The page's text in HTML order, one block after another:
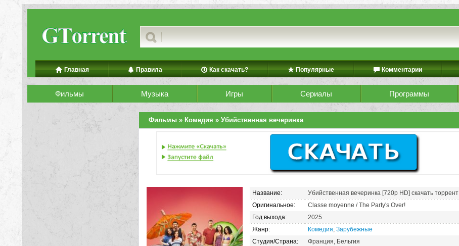
Главная Правила Как скачать? Популярные Комментарии
Фильмы Музыка Игры Сериалы Программы
Фильмы » Комедия » Убийственная вечеринка
Название:
Убийственная вечеринка [720p HD] скачать торрент
Оригинальное:
Classe moyenne / The Party's Over!
Год выхода:
2025
Жанр:
Комедия, Зарубежные
Студия/Страна:
Франция, Бельгия